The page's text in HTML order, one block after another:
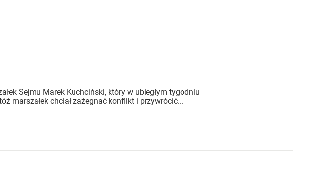
Sejmu Marek Kuchciński, który w ubiegłym tygodniu
marszałek chciał zażegnać konflikt i przywrócić...